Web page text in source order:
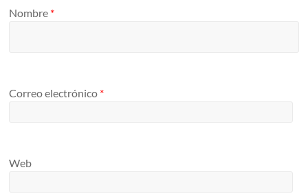
Nombre *
Correo electrónico *
Web